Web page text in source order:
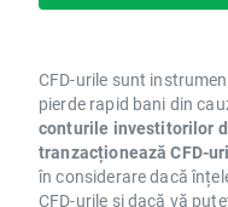
CFD-urile sunt
pierde rapid bani din
conturile investitorilor
tranzacționează CFD-
în considerare dacă
CFD-urile și dacă vă